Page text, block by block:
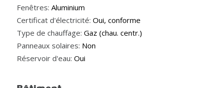
Fenêtres: Aluminium
Certificat d'électricité: Oui, conforme
Type de chauffage: Gaz (chau. centr.)
Panneaux solaires: Non
Réservoir d'eau: Oui